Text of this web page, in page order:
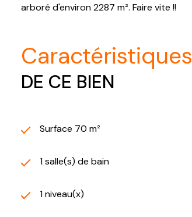
arboré d'environ 2287 m². Faire vite !!
caractéristiques
DE CE BIEN
Surface 70 m²
1 salle(s) de bain
1 niveau(x)